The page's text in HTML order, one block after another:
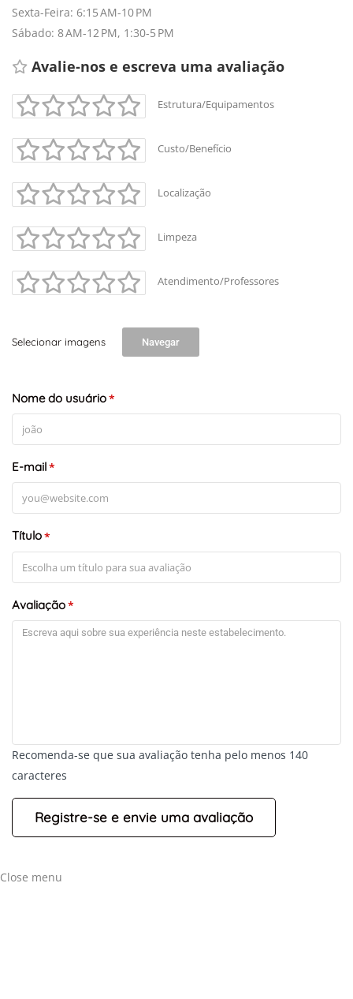
Leaflet
Sexta-Feira: 6:15 AM-10 PM
Sábado: 8 AM-12 PM, 1:30-5 PM
Avalie-nos e escreva uma avaliação
Estrutura/Equipamentos
Custo/Benefício
Localização
Limpeza
Atendimento/Professores
Selecionar imagens Navegar
Nome do usuário*
E-mail*
Título*
Avaliação*
Recomenda-se que sua avaliação tenha pelo menos 140
caracteres
Close menu